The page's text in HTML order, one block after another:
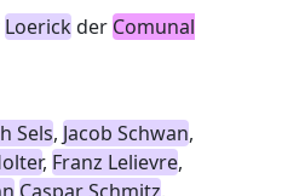
Loerickder Comunal
Sels, Jacob Schwan,
, Franz Lelievre,